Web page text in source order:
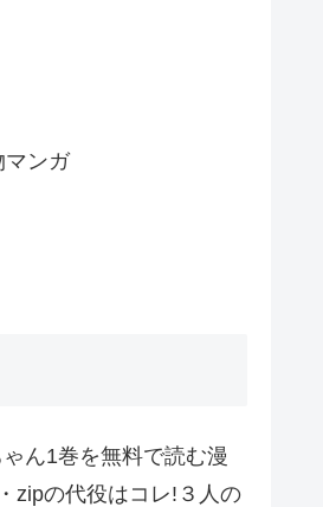
マンガ
ん1巻を無料で読む漫
zipの代役はコレ!３人の